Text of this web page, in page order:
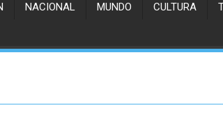
NACIONAL MUNDO CULTURA